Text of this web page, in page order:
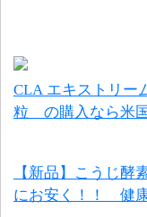
CLA エキストリ
粒 の購入なら米
【新品】こうじ
にお安く！！ 健